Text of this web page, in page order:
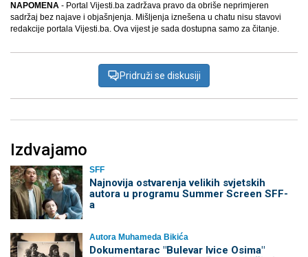
NAPOMENA - Portal Vijesti.ba zadržava pravo da obriše neprimjeren
sadržaj bez najave i objašnjenja. Mišljenja iznešena u chatu nisu stavovi
redakcije portala Vijesti.ba. Ova vijest je sada dostupna samo za čitanje.
Pridruži se diskusiji
Izdvajamo
SFF
Najnovija ostvarenja velikih svjetskih
autora u programu Summer Screen SFF-
a
Autora Muhameda Bikića
Dokumentarac "Bulevar Ivice Osima"